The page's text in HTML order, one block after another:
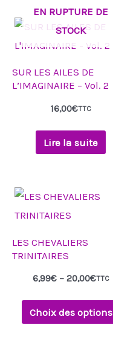
EN RUPTURE DE
STOCK
SUR LES AILES DE
L’IMAGINAIRE – Vol. 2
16,00€TTC
Lire la suite
LES CHEVALIERS
TRINITAIRES
6,99€– 20,00€
de
prix :
20,00€
TTC
Choix des options
Ce
produit
plusieurs
options
peuvent